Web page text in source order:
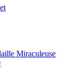
Miraculeuse